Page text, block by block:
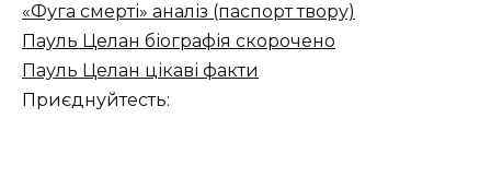
«Фуга смерті» аналіз (паспорт твору)
Пауль Целан біографія скорочено
Пауль Целан цікаві факти
Приєднуйтесть: